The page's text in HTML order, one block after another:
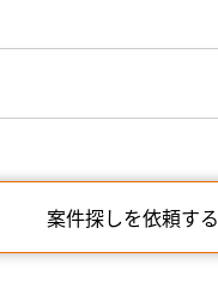
案件探しを依頼する